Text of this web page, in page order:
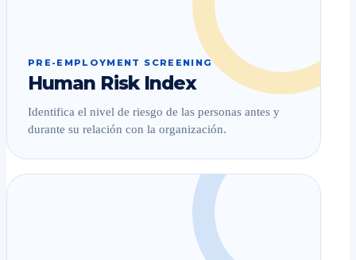
PRE-EMPLOYMENT SCREENING
Human Risk Index
Identifica el nivel de riesgo de las personas antes y
durante su relación con la organización.